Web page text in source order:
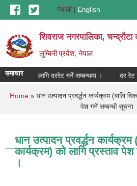
Skip to main contentनेपाली English
शिवराज नगरपालिका,
लुम्बिनी प्रदेश, नेपाल
समाचार
प्रयोजनका लागि दररेट गर्ने सम्बन्धमा । दर रेट
You are here
Home» धान उत्पादन प्रवर्द्धन कार्यक्रम (बालि
पेश गर्ने सम्बन्धी सूचना
धान उत्पादन प्रवर्द्धन कार्यक्रम
कार्यक्रम) को लागि प्रस्ताव पेश
।